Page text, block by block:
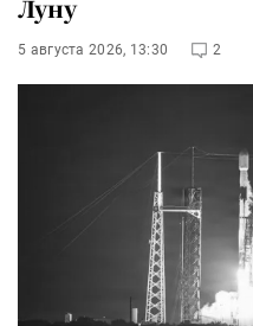
Луну
5 августа 2026, 13:30 2